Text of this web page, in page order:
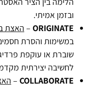
ובזמן אמיתי.
ORIGINATE
– האצת
במשימות והסרת
שוברת או עוקפת
לחשיבה יצירתית
COLLABORATE
–